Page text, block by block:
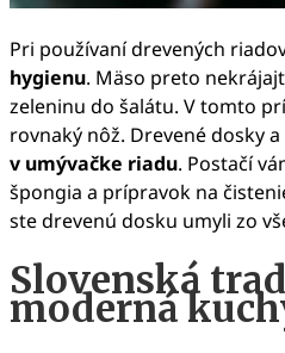
Pri používaní drevených
hygienu. Mäso preto
zeleninu do šalátu. V tomto
rovnaký nôž. Drevené dosky
v umývačke riadu. Postačí
špongia a prípravok na
ste drevenú dosku umyli zo
Slovenská
moderná